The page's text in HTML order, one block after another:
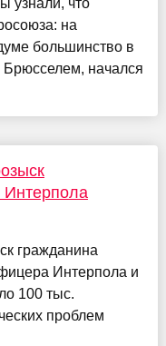
на
большинство в
Брюсселем, начался
Интерпола
гражданина
Интерпола и
100 тыс.
проблем